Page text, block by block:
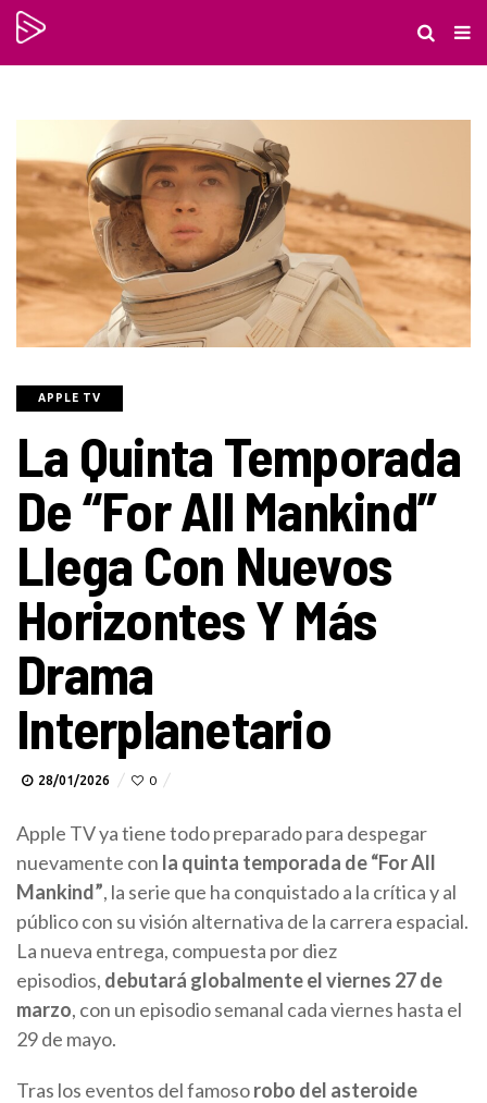
APPLE TV
La Quinta Temporada
De “For All Mankind”
Llega Con Nuevos
Horizontes Y Más
Drama
Interplanetario
28/01/2026 0
Apple TV ya tiene todo preparado para despegar
nuevamente con la quinta temporada de “For All
Mankind”, la serie que ha conquistado a la crítica y al
público con su visión alternativa de la carrera espacial.
La nueva entrega, compuesta por diez
episodios, debutará globalmente el viernes 27 de
marzo, con un episodio semanal cada viernes hasta el
29 de mayo.
Tras los eventos del famosorobo del asteroide